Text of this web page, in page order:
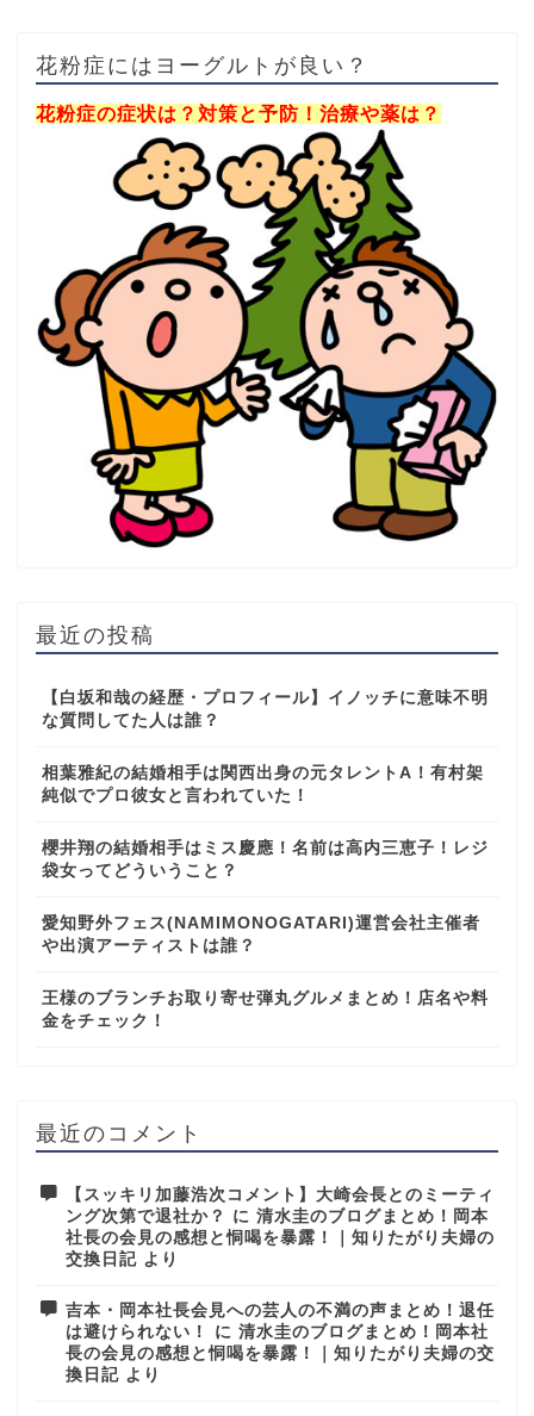
花粉症にはヨーグルトが良い？
花粉症の症状は？対策と予防！治療や薬は？
最近の投稿
【白坂和哉の経歴・プロフィール】イノッチに意味不明
な質問してた人は誰？
相葉雅紀の結婚相手は関西出身の元タレントA！有村架
純似でプロ彼女と言われていた！
櫻井翔の結婚相手はミス慶應！名前は高内三恵子！レジ
袋女ってどういうこと？
愛知野外フェス(NAMIMONOGATARI)運営会社主催者
や出演アーティストは誰？
王様のブランチお取り寄せ弾丸グルメまとめ！店名や料
金をチェック！
最近のコメント
【スッキリ加藤浩次コメント】大崎会長とのミーティ
ング次第で退社か？
に 清水圭のブログまとめ！岡本
社長の会見の感想と恫喝を暴露！｜知りたがり夫婦の
交換日記 より
吉本・岡本社長会見への芸人の不満の声まとめ！退任
は避けられない！
に 清水圭のブログまとめ！岡本社
長の会見の感想と恫喝を暴露！｜知りたがり夫婦の交
換日記 より